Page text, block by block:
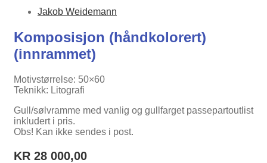
Jakob Weidemann
Komposisjon (håndkolorert)
(innrammet)
Motivstørrelse: 50×60
Teknikk: Litografi
Gull/sølvramme med vanlig og gullfarget passepartoutlist
inkludert i pris.
Obs! Kan ikke sendes i post.
KR 28 000,00